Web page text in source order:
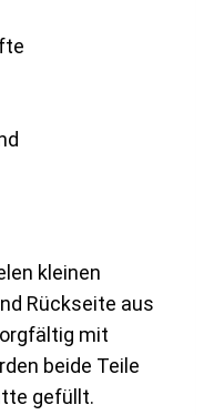
kleinen
Rückseite aus
mit
beide Teile
gefüllt.